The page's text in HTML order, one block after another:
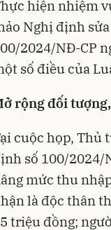
hiện nhiệm
Nghị định
2024/NĐ-CP
số điều của
rộng đối
cuộc họp, Thủ
số 100/2024/
mức thu
là độc thân
triệu đồng;